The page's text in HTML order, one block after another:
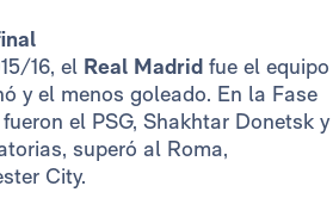
16, el Real Madrid fue el equipo
y el menos goleado. En la Fase
el PSG, Shakhtar Donetsk y
superó al Roma,
City.